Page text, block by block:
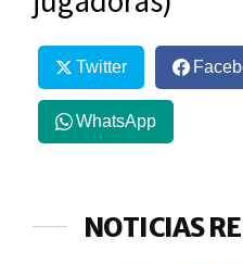
Twitter
WhatsApp
NOTICIAS